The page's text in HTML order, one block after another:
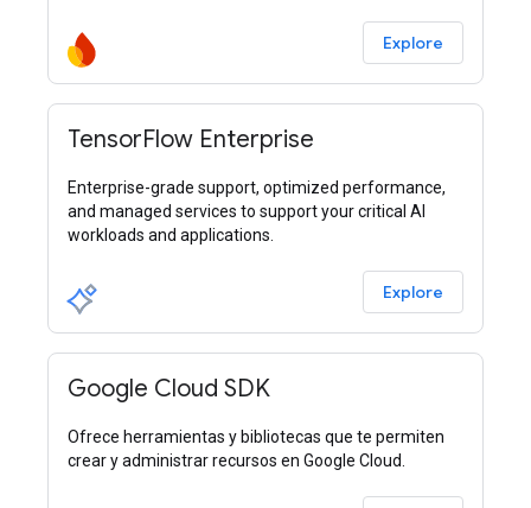
Explore
TensorFlow Enterprise
Enterprise-grade support, optimized performance,
and managed services to support your critical AI
workloads and applications.
Explore
Google Cloud SDK
Ofrece herramientas y bibliotecas que te permiten
crear y administrar recursos en Google Cloud.